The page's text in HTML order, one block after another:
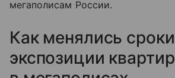
мегаполисам России.
Как менялись сроки
экспозиции квартир